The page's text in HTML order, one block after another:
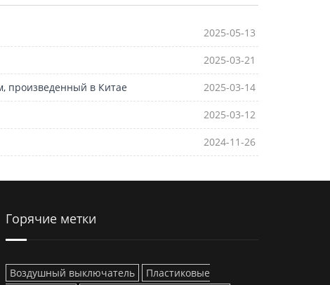
2025-05-13
2025-03-21
произведенный в Китае 2025-03-14
2025-03-12
2024-11-26
Горячие метки
Воздушный выключатель Пластиковые